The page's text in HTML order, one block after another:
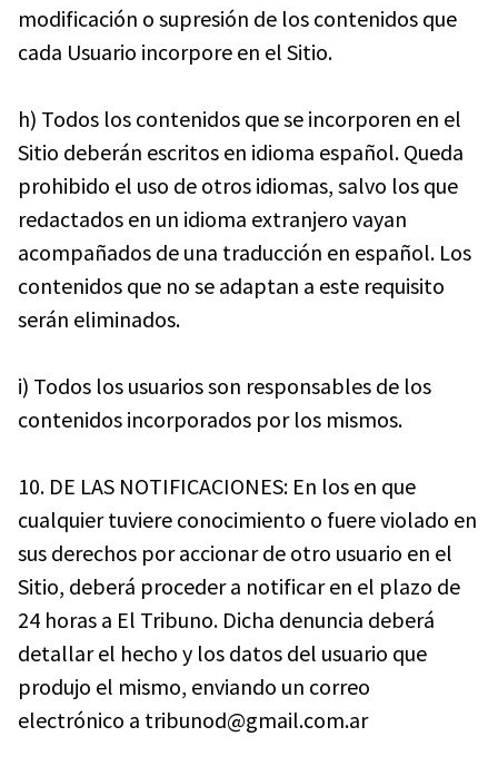
modificación o supresión de los contenidos que
cada Usuario incorpore en el Sitio.
h) Todos los contenidos que se incorporen en el
Sitio deberán escritos en idioma español. Queda
prohibido el uso de otros idiomas, salvo los que
redactados en un idioma extranjero vayan
acompañados de una traducción en español. Los
contenidos que no se adaptan a este requisito
serán eliminados.
i) Todos los usuarios son responsables de los
contenidos incorporados por los mismos.
10. DE LAS NOTIFICACIONES: En los en que
cualquier tuviere conocimiento o fuere violado en
sus derechos por accionar de otro usuario en el
Sitio, deberá proceder a notificar en el plazo de
24 horas a El Tribuno. Dicha denuncia deberá
detallar el hecho y los datos del usuario que
produjo el mismo, enviando un correo
electrónico a tribunod@gmail.com.ar